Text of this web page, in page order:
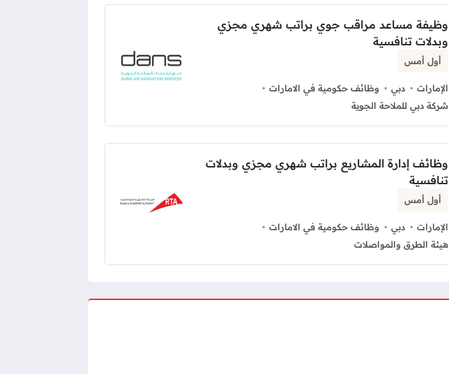
وظيفة مساعد مراقب جوي براتب شهري مجزي
وبدلات تنافسية
أول أمس
الإمارات دبي
وظائف حكومية في الامارات
شركة دبي للملاحة الجوية
وظائف إدارة المشاريع براتب شهري مجزي وبدلات
تنافسية
أول أمس
الإمارات دبي
وظائف حكومية في الامارات
هيئة الطرق والمواصلات